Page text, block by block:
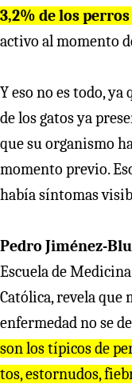
3,2% de los
activo al momento
Y eso no es todo,
de los gatos ya
que su organismo
momento previo.
había síntomas
Pedro Jiménez-
Escuela de
Católica, revela que
enfermedad no se
son los típicos de
tos, estornudos,